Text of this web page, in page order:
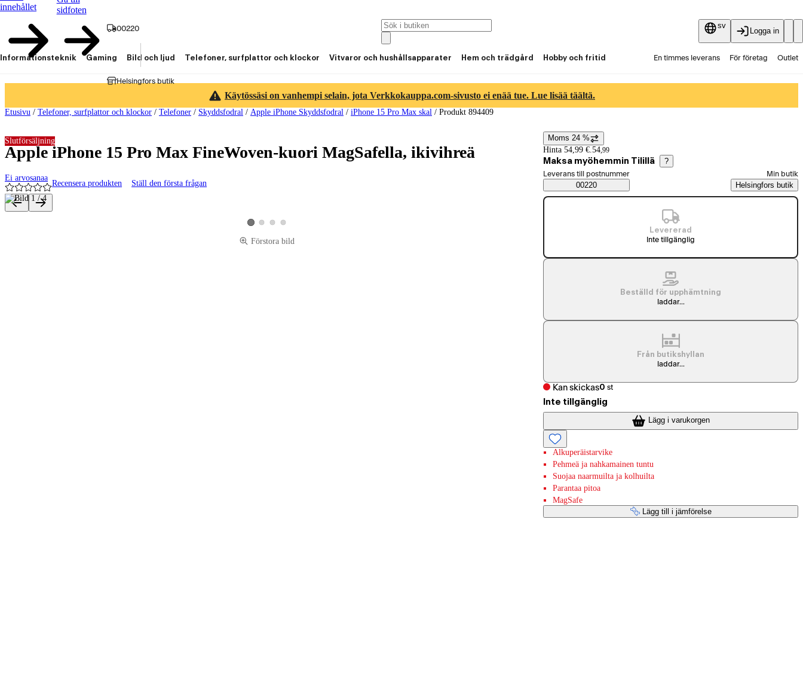
innehållet
sidfoten
00220
Helsingfors butik
sv
Logga in
Informationsteknik Gaming Bild och ljud Telefoner, surfplattor och klockor Vitvaror och hushållsapparater Hem och trädgård Hobby och fritid En timmes leverans För företag Outlet
Käytössäsi on vanhempi selain, jota Verkkokauppa.com-sivusto ei enää tue. Lue lisää täältä.
Etusivu / Telefoner, surfplattor och klockor / Telefoner / Skyddsfodral / Apple iPhone Skyddsfodral / iPhone 15 Pro Max skal / Produkt 894409
Apple iPhone 15 Pro Max FineWoven-kuori MagSafella, ikivihreä
Ei arvosanaa
Recensera produkten Ställ den första frågan
Slutförsäljning
Produktbilder och videor
Visa produktbild 1
Visa produktbild 2
Visa produktbild 3
Visa produktbild 4
Förstora bild
Prisinformation
Moms 24 %
Hinta 54,99 €.54,99
Maksa myöhemmin Tilillä ?
Saatavuustiedot
Välj beställningssätt
Leverans till postnummer
00220
Min butik
Helsingfors butik
Levererad
Inte tillgänglig
Beställd för upphämtning
laddar...
Från butikshyllan
laddar...
Kan skickas0 st
Inte tillgänglig
Lägg i varukorgen
Alkuperäistarvike
Pehmeä ja nahkamainen tuntu
Suojaa naarmuilta ja kolhuilta
Parantaa pitoa
MagSafe
Lägg till i jämförelse